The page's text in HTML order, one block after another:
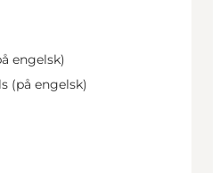
engelsk)
(på engelsk)